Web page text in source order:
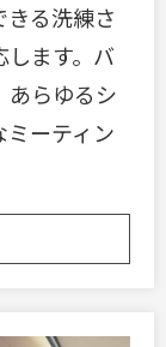
る洗練さ
ます。バ
あらゆるシ
ーティン